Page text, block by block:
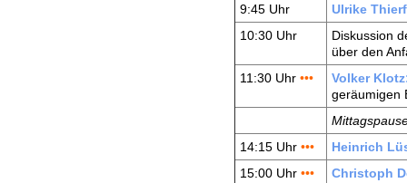
9:45 Uhr
Ulrike
10:30 Uhr
Diskussion
über den
11:30 Uhr •••
Volker
geräumigen
14:15 Uhr •••
Heinrich
15:00 Uhr •••
Christoph